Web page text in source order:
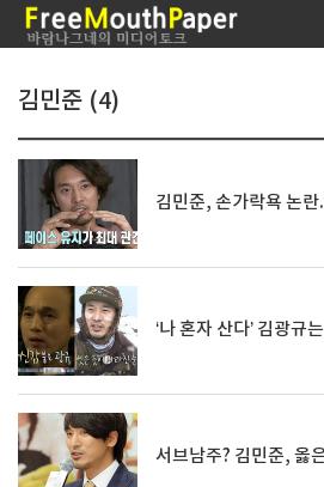
김민준 (4)
김민준, 손가락욕 논
‘나 혼자 산다’ 김광규
서브남주? 김민준, 옳